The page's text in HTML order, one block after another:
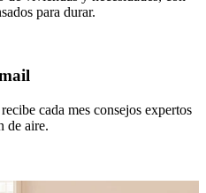
para durar.
cada mes consejos expertos
de aire.